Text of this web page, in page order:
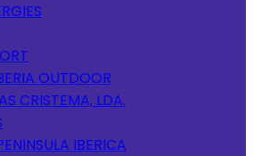
OUTDOOR
CRISTEMA, LDA.
IBERICA